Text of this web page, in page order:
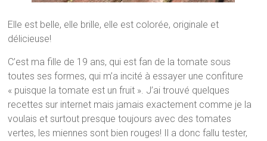
Elle est belle, elle brille, elle est colorée, originale et
délicieuse!
C’est ma fille de 19 ans, qui est fan de la tomate sous
toutes ses formes, qui m’a incité à essayer une confiture
« puisque la tomate est un fruit ». J’ai trouvé quelques
recettes sur internet mais jamais exactement comme je la
voulais et surtout presque toujours avec des tomates
vertes, les miennes sont bien rouges! Il a donc fallu tester,